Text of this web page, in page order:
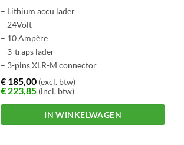
– Lithium accu lader
– 24Volt
– 10 Ampère
– 3-traps lader
– 3-pins XLR-M connector
€ 185,00 (excl. btw)
€ 223,85 (incl. btw)
IN WINKELWAGEN